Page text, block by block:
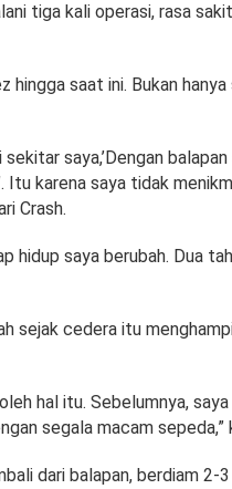
tiga kali operasi, rasa
hingga saat ini. Bukan
saya,’Dengan
Itu karena saya tidak
Crash.
hidup saya berubah. Dua
sejak cedera itu
hal itu. Sebelumnya,
segala macam sepeda,”
dari balapan, berdiam 2-